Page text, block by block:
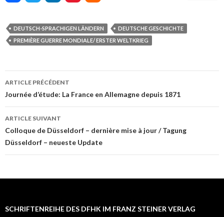
DEUTSCH-SPRACHIGEN LÄNDERN
DEUTSCHE GESCHICHTE
PREMIÈRE GUERRE MONDIALE/ ERSTER WELTKRIEG
Navigation
des
articles
ARTICLE PRÉCÉDENT
Journée d’étude: La France en Allemagne depuis 1871
ARTICLE SUIVANT
Colloque de Düsseldorf – dernière mise à jour / Tagung
Düsseldorf – neueste Update
SCHRIFTENREIHE DES DFHK IM FRANZ STEINER VERLAG